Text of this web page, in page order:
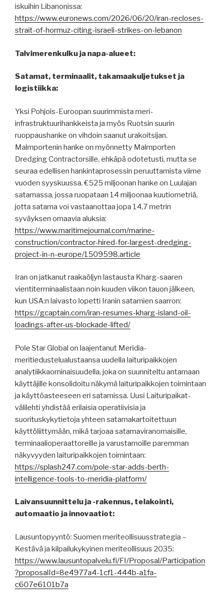
iskuihin Libanonissa:
https://www.euronews.com/2026/06/20/iran-recloses-
strait-of-hormuz-citing-israeli-strikes-on-lebanon
Talvimerenkulku ja napa-alueet:
Satamat, terminaalit, takamaakuljetukset ja
logistiikka:
Yksi Pohjois-Euroopan suurimmista meri-
infrastruktuurihankkeista ja myös Ruotsin suurin
ruoppaushanke on vihdoin saanut urakoitsijan.
Malmportenin hanke on myönnetty Malmporten
Dredging Contractorsille, ehkäpä odotetusti, mutta se
seuraa edellisen hankintaprosessin peruuttamista viime
vuoden syyskuussa. €525 miljoonan hanke on Luulajan
satamassa, jossa ruopataan 14 miljoonaa kuutiometriä,
jotta satama voi vastaanottaa jopa 14,7 metrin
syväyksen omaavia aluksia:
https://www.maritimejournal.com/marine-
construction/contractor-hired-for-largest-dredging-
project-in-n-europe/1509598.article
Iran on jatkanut raakaöljyn lastausta Kharg-saaren
vientiterminaalistaan ​​noin kuuden viikon tauon jälkeen,
kun USA:n laivasto lopetti Iranin satamien saarron:
https://gcaptain.com/iran-resumes-kharg-island-oil-
loadings-after-us-blockade-lifted/
Pole Star Global on laajentanut Meridia-
meritiedustelualustaansa uudella laituripaikkojen
analytiikkaominaisuudella, joka on suunniteltu antamaan
käyttäjille konsolidoitu näkymä laituripaikkojen toimintaan
ja käyttöasteeseen eri satamissa. Uusi Laituripaikat-
välilehti yhdistää erilaisia ​​operatiivisia ja
suorituskykytietoja yhteen satamakartoitettuun
käyttöliittymään, mikä tarjoaa satamaviranomaisille,
terminaalioperaattoreille ja varustamoille paremman
näkyvyyden laituripaikkojen toimintaan:
https://splash247.com/pole-star-adds-berth-
intelligence-tools-to-meridia-platform/
Laivansuunnittelu ja -rakennus, telakointi,
automaatio ja innovaatiot:
Lausuntopyyntö: Suomen meriteollisuusstrategia –
Kestävä ja kilpailukykyinen meriteollisuus 2035:
https://www.lausuntopalvelu.fi/FI/Proposal/Participation
?proposalId=8e4977a4-1cf1-444b-a1fa-
c607e6101b7a